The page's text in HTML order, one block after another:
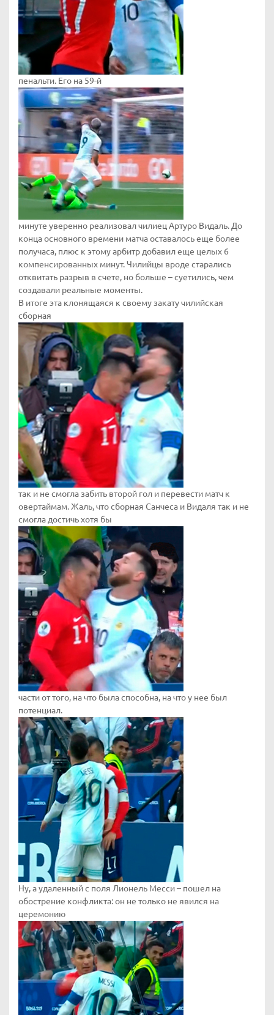
пенальти. Его на 59-й
минуте уверенно реализовал чилиец Артуро Видаль. До
конца основного времени матча оставалось еще более
получаса, плюс к этому арбитр добавил еще целых 6
компенсированных минут. Чилийцы вроде старались
отквитать разрыв в счете, но больше – суетились, чем
создавали реальные моменты.
В итоге эта клонящаяся к своему закату чилийская
сборная
так и не смогла забить второй гол и перевести матч к
овертаймам. Жаль, что сборная Санчеса и Видаля так и не
смогла достичь хотя бы
части от того, на что была способна, на что у нее был
потенциал.
Ну, а удаленный с поля Лионель Месси – пошел на
обострение конфликта: он не только не явился на
церемонию